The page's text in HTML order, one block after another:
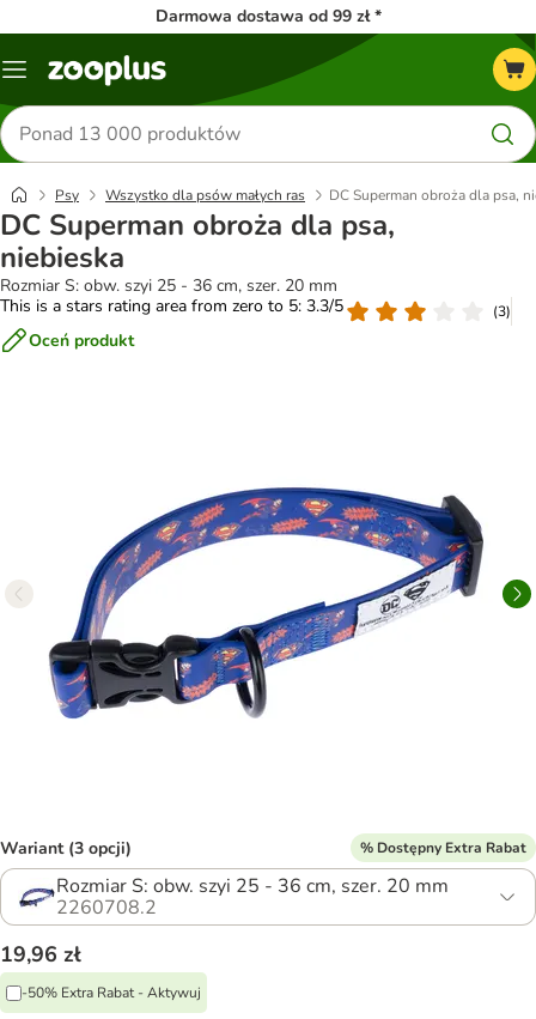
Darmowa dostawa od 99 zł *
Menu
Szukaj
produktów
Psy Wszystko dla psów małych ras DC Superman obroża dla psa,
DC Superman obroża dla psa,
niebieska
Rozmiar S: obw. szyi 25 - 36 cm, szer. 20 mm
This is a stars rating area from zero to 5: 3.3/5
(3)
Oceń produkt
Wariant (3 opcji) % Dostępny Extra Rabat
Rozmiar S: obw. szyi 25 - 36 cm, szer. 20 mm
2260708.2
19,96 zł
-50% Extra Rabat - Aktywuj